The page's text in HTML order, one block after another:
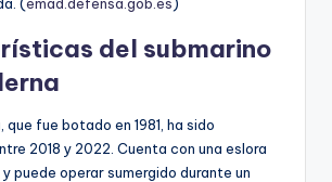
del submarino
que fue botado en 1981, ha sido
2018 y 2022. Cuenta con una eslora
puede operar sumergido durante un